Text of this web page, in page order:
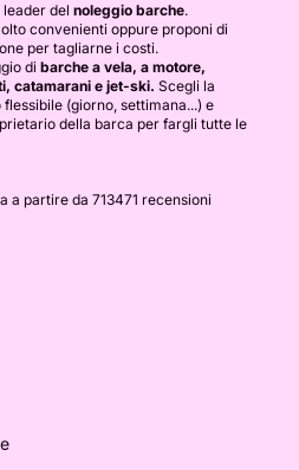
del noleggio barche.
convenienti oppure proponi di
per tagliarne i costi.
di barche a vela, a motore,
catamarani e jet-ski. Scegli la
(giorno, settimana...) e
della barca per fargli tutte le
a partire da 713471 recensioni